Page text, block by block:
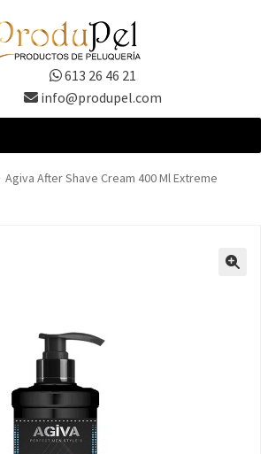
613 26 46 21
info@produpel.com
Agiva After Shave Cream 400 Ml Extreme